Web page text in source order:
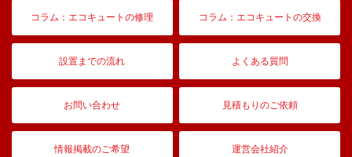
コラム：エコキュートの修理 コラム：エコキュートの交換
設置までの流れ よくある質問
お問い合わせ 見積もりのご依頼
情報掲載のご希望 運営会社紹介